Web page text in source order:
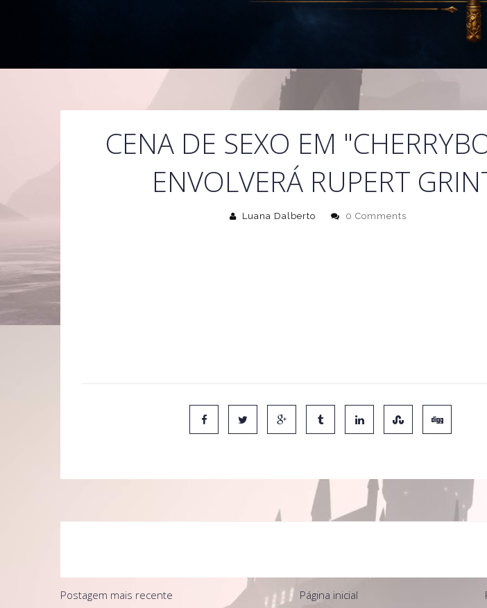
CENA DE SEXO EM
ENVOLVERÁ RUPERT
Luana Dalberto 0 Comments
Postagem mais recente Página inicial